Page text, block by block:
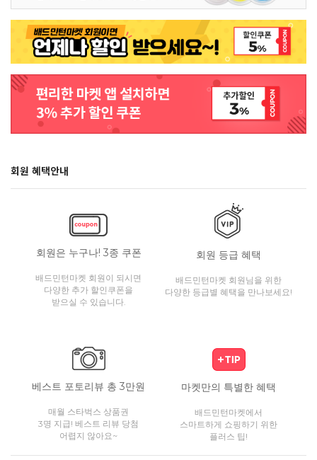
회원 혜택안내
회원은 누구나! 3종 쿠폰
배드민턴마켓 회원이 되시면
다양한 추가 할인쿠폰을
받으실 수 있습니다.
회원 등급 혜택
배드민턴마켓 회원님을 위한
다양한 등급별 혜택을 만나보세요!
베스트 포토리뷰 총 3만원
매월 스타벅스 상품권
3명 지급! 베스트 리뷰 당첨
어렵지 않아요~
마켓만의 특별한 혜택
배드민턴마켓에서
스마트하게 쇼핑하기 위한
플러스 팁!